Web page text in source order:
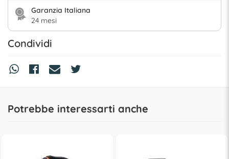
Garanzia Italiana
24 mesi
Condividi
Potrebbe interessarti anche